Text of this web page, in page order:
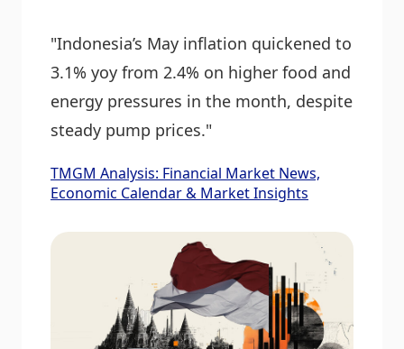
"Indonesia’s May inflation quickened to
3.1% yoy from 2.4% on higher food and
energy pressures in the month, despite
steady pump prices."
TMGM Analysis: Financial Market News,
Economic Calendar & Market Insights